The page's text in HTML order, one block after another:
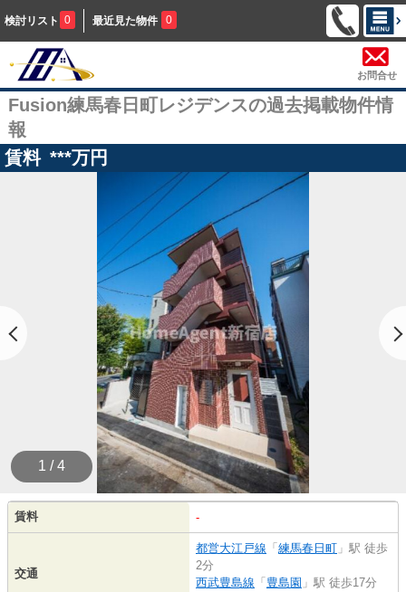
検討リスト 0 最近見た物件 0
お問合せ
Fusion練馬春日町レジデンスの過去掲載物件情
報
賃料 ***万円
1 / 4
賃料 -
交通
都営大江戸線 「 練馬春日町 」駅 徒歩
2分
西武豊島線 「 豊島園 」駅 徒歩17分